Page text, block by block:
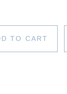
TO CART